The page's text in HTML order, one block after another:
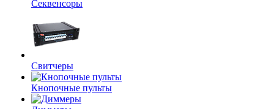
Секвенсоры
Свитчеры
Кнопочные пульты